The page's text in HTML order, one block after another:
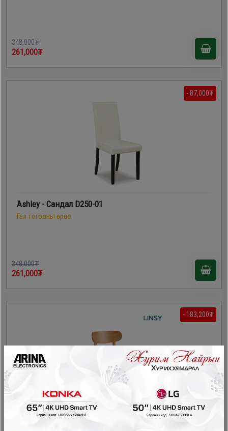
348,000₮
261,000₮
- 87,000₮
Ashley - Сандал D250-01
Гал тогооны өрөө
348,000₮
261,000₮
- 183,200₮